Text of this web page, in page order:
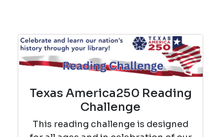
Texas America250 Reading
Challenge
This reading challenge is designed